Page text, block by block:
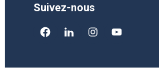
Suivez-nous
facebooklinkedininstagramyoutube